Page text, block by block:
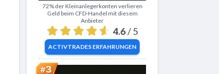
Zu ActivTrades
72% der Kleinanlegerkonten verlieren
Geld beim CFD-Handel mit diesem
Anbieter
4.6 / 5
ACTIVTRADES ERFAHRUNGEN